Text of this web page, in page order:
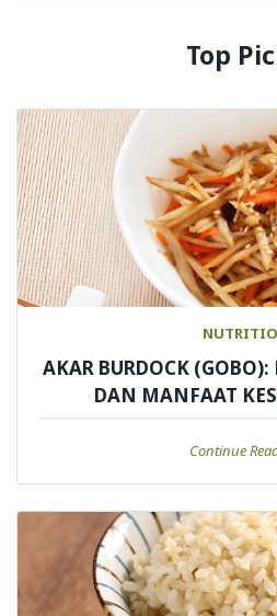
Top
AKAR BURDOCK
DAN MANFAAT
Continue